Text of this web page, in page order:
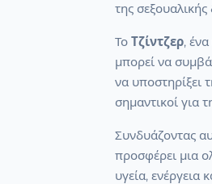
της σεξουαλικής
ΤοΤζίντζερ,
μπορεί να
να υποστηρίξει
σημαντικοί για
Συνδυάζοντας
προσφέρει μια
υγεία, ενέργεια